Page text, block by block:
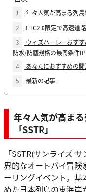
1
年々人気が高まる列島
2
ETC2.0限定で高速道
3
ウィズハーレーおす
防水/防塵規格の最高条件
4
あなたにおすすめの
5
最新の記事
年々人気が高ま
「SSTR」
「SSTR(サンライズ
界的なオートバイ冒
ーリングイベント。
めた日本列島の東海